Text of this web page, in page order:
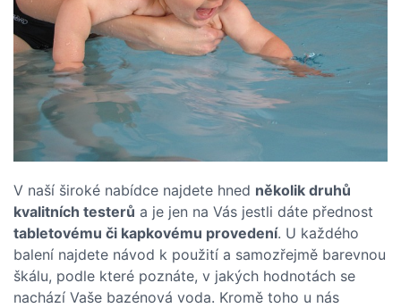
V naší široké nabídce najdete hned několik druhů
kvalitních testerů a je jen na Vás jestli dáte přednost
tabletovému či kapkovému provedení. U každého
balení najdete návod k použití a samozřejmě barevnou
škálu, podle které poznáte, v jakých hodnotách se
nachází Vaše bazénová voda. Kromě toho u nás